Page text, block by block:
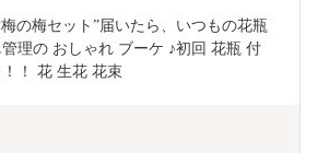
梅の梅セット”届いたら、いつもの花瓶
理の おしゃれ ブーケ ♪初回 花瓶 付
！ 花 生花 花束